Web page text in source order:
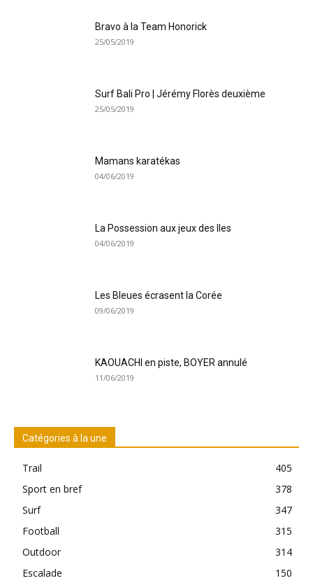
Bravo à la Team Honorick
25/05/2019
Surf Bali Pro | Jérémy Florès deuxième
25/05/2019
Mamans karatékas
04/06/2019
La Possession aux jeux des Iles
04/06/2019
Les Bleues écrasent la Corée
09/06/2019
KAOUACHI en piste, BOYER annulé
11/06/2019
Catégories à la une
Trail
405
Sport en bref
378
Surf
347
Football
315
Outdoor
314
Escalade
150